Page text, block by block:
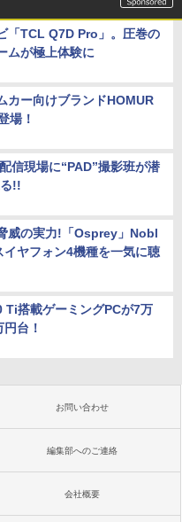
「TCL Q7D Pro」。圧巻の
ムが極上体験に
カー向けブランドHOMUR
場！
信現場に“PAD”撮影班が潜
!!
威の実力!「Osprey」Nobl
ヤフォン4機種を一気に聴
Ti搭載ゲーミングPCが7万
台！
お問い合わせ
編集部へのご連絡
会社概要